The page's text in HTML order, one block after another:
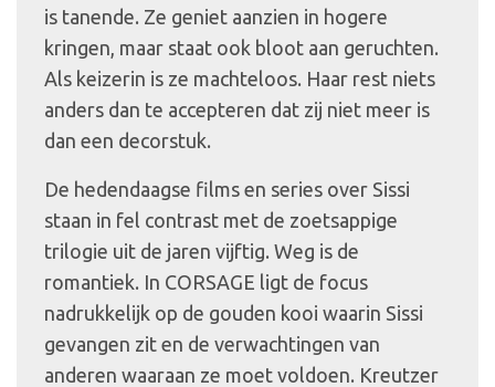
is tanende. Ze geniet aanzien in hogere
kringen, maar staat ook bloot aan geruchten.
Als keizerin is ze machteloos. Haar rest niets
anders dan te accepteren dat zij niet meer is
dan een decorstuk.
De hedendaagse films en series over Sissi
staan in fel contrast met de zoetsappige
trilogie uit de jaren vijftig. Weg is de
romantiek. In CORSAGE ligt de focus
nadrukkelijk op de gouden kooi waarin Sissi
gevangen zit en de verwachtingen van
anderen waaraan ze moet voldoen. Kreutzer